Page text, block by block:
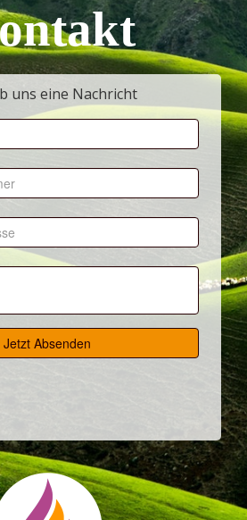
uns eine Nachricht